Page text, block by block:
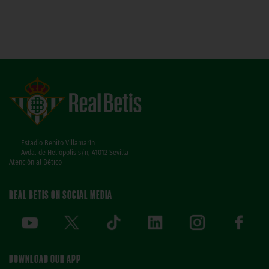
Estadio Benito Villamarín
Avda. de Heliópolis s/n, 41012 Sevilla
Atención al Bético
REAL BETIS ON SOCIAL MEDIA
DOWNLOAD OUR APP